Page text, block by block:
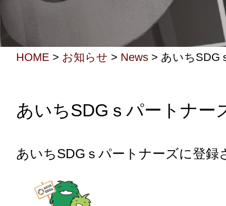
HOME > お知らせ > News > あいちSDG
あいちSDGｓパートナー
あいちSDGｓパートナーズに登録